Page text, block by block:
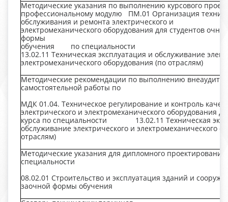
Методические указания по выполнению курсового
профессиональному модулю ПМ.01 Организация
обслуживания и ремонта электрического и
электромеханического оборудования для студентов
формы
обучения по
13.02.11 Техническая эксплуатация и обслуживание
электромеханического оборудования (по отраслям)
Методические рекомендации по выполнению
самостоятельной работы по
МДК 01.04. Техническое регулирование и контроль
электрического и электромеханического оборудования
курса по специальности 13.02.11 Техническая
обслуживание электрического и электромеханического
отраслям)
Методические указания для дипломного проектирования
специальности
08.02.01 Строительство и эксплуатация зданий и
заочной формы обучения